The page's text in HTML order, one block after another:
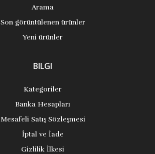
Arama
Son görüntülenen ürünler
Yeni ürünler
BILGI
Kategoriler
Banka Hesapları
Mesafeli Satış Sözleşmesi
İptal ve İade
Gizlilik İlkesi